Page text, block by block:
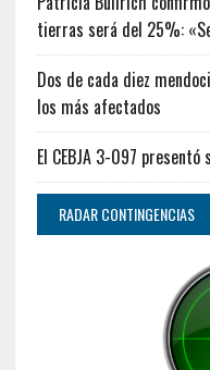
tierras será del 25%:
Dos de cada diez
los más afectados
El CEBJA 3-097
RADAR CONTINGENCIAS